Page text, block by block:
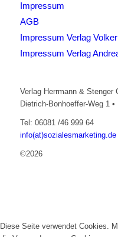
Impressum
AGB
Impressum Verlag
Impressum Verlag
Verlag Herrmann & Stenger
Dietrich-Bonhoeffer-Weg 1
Tel: 06081 /46 999 64
info(at)sozialesmarketing.de
©2026
Diese Seite verwendet Cookies.